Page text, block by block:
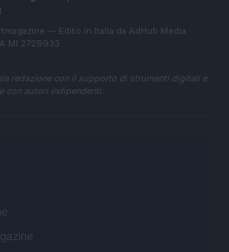
— Edito in Italia da AdHub Media
MI 2729933
redazione con il supporto di strumenti digitali e
con autori indipendenti.